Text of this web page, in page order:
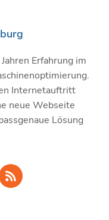
Erfahrung im
Internetauftritt
neue Webseite
Lösung
R
s
s